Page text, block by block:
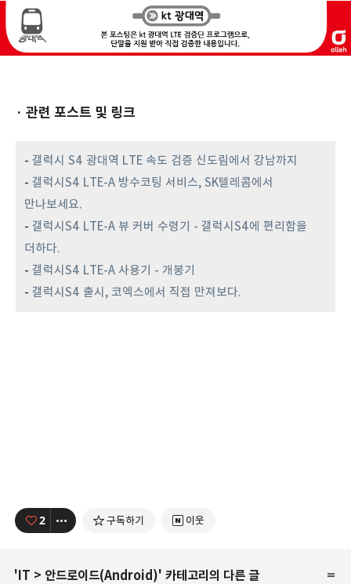
· 관련 포스트 및 링크
- 갤럭시 S4 광대역 LTE 속도 검증 신도림에서 강남까지
- 갤럭시S4 LTE-A 방수코팅 서비스, SK텔레콤에서
만나보세요.
- 갤럭시S4 LTE-A 뷰 커버 수령기 - 갤럭시S4에 편리함을
더하다.
- 갤럭시S4 LTE-A 사용기 - 개봉기
- 갤럭시S4 출시, 코엑스에서 직접 만져보다.
2 구독하기 이웃
'IT > 안드로이드(Android)' 카테고리의 다른 글